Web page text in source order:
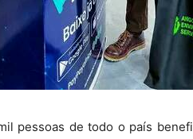
pessoas de todo o país